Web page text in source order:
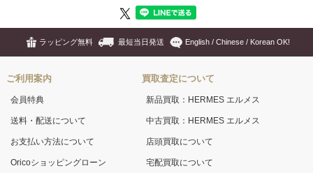
ラッピング無料 最短当日発送 English / Chinese / Korean OK!
ご利用案内
会員特典
送料・配送について
お支払い方法について
Oricoショッピングローン
買取査定について
新品買取：HERMES エルメス
中古買取：HERMES エルメス
店頭買取について
宅配買取について